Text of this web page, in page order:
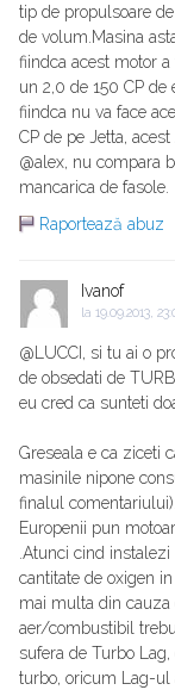
tip de propulsoare
de volum.Masina
fiindca acest motor
un 2,0 de 150 CP
fiindca nu va face
CP de pe Jetta,
@alex, nu compara
mancarica de fasole.
Raportează abuz
Ivanof
la 19.09.2013,
@LUCCI, si tu ai o
de obsedati de
eu cred ca sunteti
Greseala e ca ziceti
masinile nipone
finalul comentariului).
Europenii pun
.Atunci cind
cantitate de oxigen
mai multa din
aer/combustibil
sufera de Turbo
turbo, oricum Lag-ul